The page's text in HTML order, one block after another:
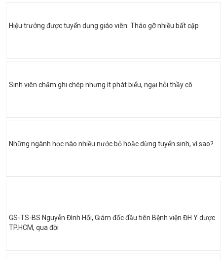
Hiệu trưởng được tuyển dụng giáo viên: Tháo gỡ nhiều bất cập
Sinh viên chăm ghi chép nhưng ít phát biểu, ngại hỏi thầy cô
Những ngành học nào nhiều nước bỏ hoặc dừng tuyển sinh, vì sao?
GS-TS-BS Nguyễn Đình Hối, Giám đốc đầu tiên Bệnh viện ĐH Y dược
TP.HCM, qua đời